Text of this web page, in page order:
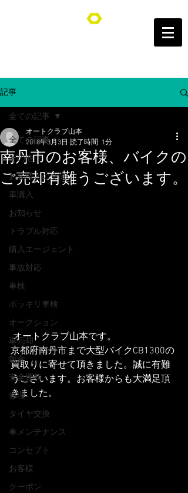
オートクラブ山本/Auto Club YAMAMOTO
記事
全ての記事
その他
お客様との交流
車購入
お知らせ
トラブル対応
購入エージェント
事故対応
車検
ポッキリ車検
オークション
車売却
鈑金
安全運転
修理
タイヤ交換
車メンテナンス
コンセプト
お客様
クーポン
全ての記事
南丹市のお客様、バイクの
ご売却有難うございます。
オートクラブ山本
2018年3月3日 読了時間: 1分
オートクラブ山本です。
京都府南丹市まで大型バイクCB1300の
買取りに寄せて頂きました。誠に有難
うございます。お客様からも大満足頂
きました。